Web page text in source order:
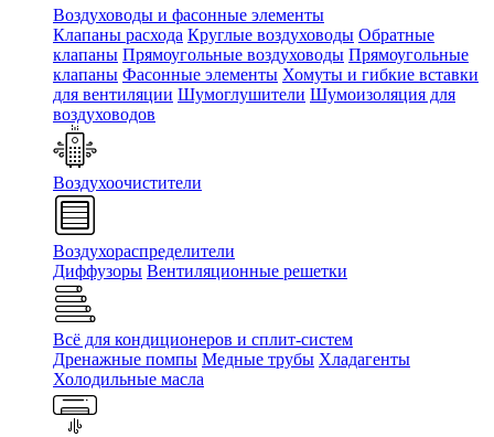
Воздуховоды и фасонные элементы
Клапаны расхода Круглые воздуховоды Обратные
клапаны Прямоугольные воздуховоды Прямоугольные
клапаны Фасонные элементы Хомуты и гибкие вставки
для вентиляции Шумоглушители Шумоизоляция для
воздуховодов
Воздухоочистители
Воздухораспределители
Диффузоры Вентиляционные решетки
Всё для кондиционеров и сплит-систем
Дренажные помпы Медные трубы Хладагенты
Холодильные масла